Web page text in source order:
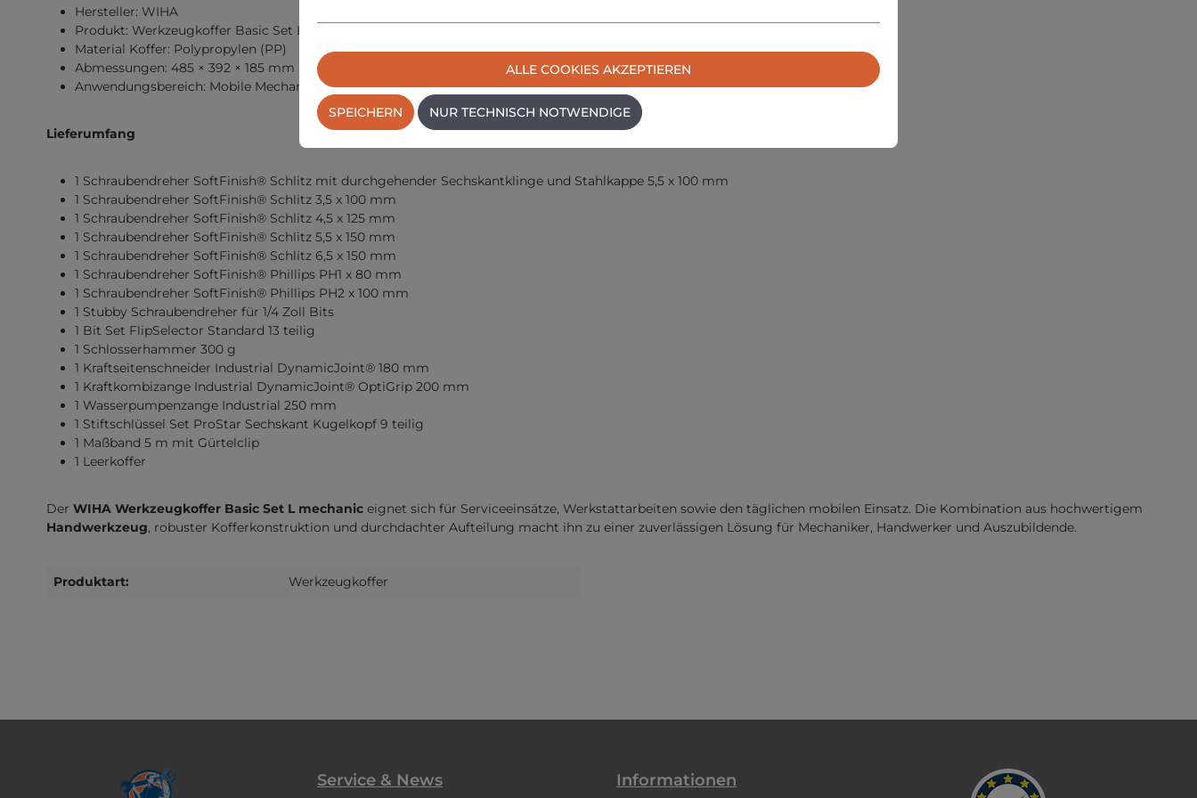
Hersteller: WIHA
Produkt: Werkzeugkoffer Basic Set L mechanic
Material Koffer: Polypropylen (PP)
Abmessungen: 485 × 392 × 185 mm (L × B × T)
Anwendungsbereich: Mobile Mechaniker und Berufseinsteiger
Lieferumfang
1 Schraubendreher SoftFinish® Schlitz mit durchgehender Sechskantklinge und Stahlkappe 5,5 x 100 mm
1 Schraubendreher SoftFinish® Schlitz 3,5 x 100 mm
1 Schraubendreher SoftFinish® Schlitz 4,5 x 125 mm
1 Schraubendreher SoftFinish® Schlitz 5,5 x 150 mm
1 Schraubendreher SoftFinish® Schlitz 6,5 x 150 mm
1 Schraubendreher SoftFinish® Phillips PH1 x 80 mm
1 Schraubendreher SoftFinish® Phillips PH2 x 100 mm
1 Stubby Schraubendreher für 1/4 Zoll Bits
1 Bit Set FlipSelector Standard 13 teilig
1 Schlosserhammer 300 g
1 Kraftseitenschneider Industrial DynamicJoint® 180 mm
1 Kraftkombizange Industrial DynamicJoint® OptiGrip 200 mm
1 Wasserpumpenzange Industrial 250 mm
1 Stiftschlüssel Set ProStar Sechskant Kugelkopf 9 teilig
1 Maßband 5 m mit Gürtelclip
1 Leerkoffer
Der WIHA Werkzeugkoffer Basic Set L mechanic eignet sich für Serviceeinsätze, Werkstattarbeiten sowie den täglichen mobilen Einsatz. Die Kombination aus hochwertigem
Handwerkzeug, robuster Kofferkonstruktion und durchdachter Aufteilung macht ihn zu einer zuverlässigen Lösung für Mechaniker, Handwerker und Auszubildende.
Produktart: Werkzeugkoffer
Service & News Informationen
ALLE COOKIES AKZEPTIEREN
SPEICHERN NUR TECHNISCH NOTWENDIGE